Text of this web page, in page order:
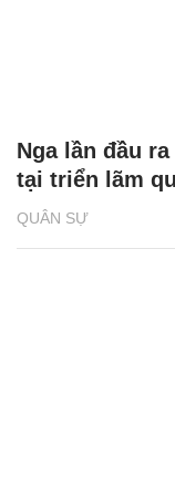
QUÂN SỰ
Nga lần đầu
tại triển lãm